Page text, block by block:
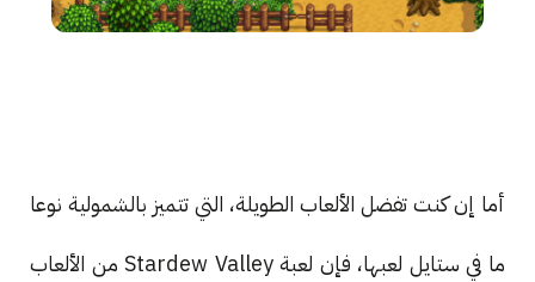
أما إن كنت تفضل الألعاب الطويلة، التي تتميز بالشمولية نوعا
ما في ستايل لعبها، فإن لعبة Stardew Valley من الألعاب